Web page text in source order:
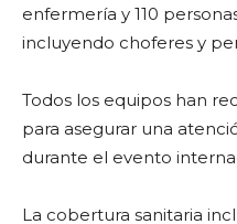
enfermería y 110
incluyendo choferes y
Todos los equipos han
para asegurar una
durante el evento
La cobertura sanitaria